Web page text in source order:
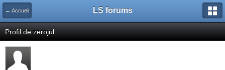
← Accueil LS forums
Profil de zerojul